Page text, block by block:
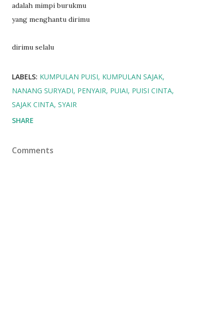
adalah mimpi burukmu
yang menghantu dirimu
dirimu selalu
LABELS: KUMPULAN PUISI KUMPULAN SAJAK
NANANG SURYADI PENYAIR PUIAI PUISI CINTA
SAJAK CINTA SYAIR
SHARE
Comments